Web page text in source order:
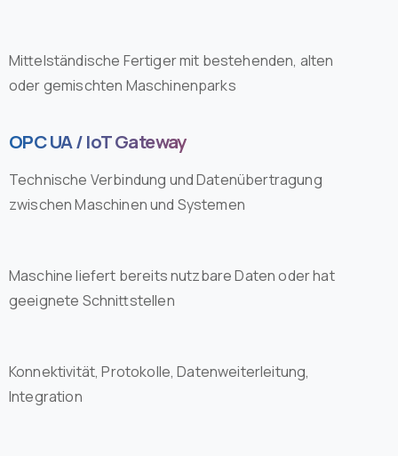
Mittelständische Fertiger mit bestehenden, alten
oder gemischten Maschinenparks
OPC UA / IoT Gateway
Technische Verbindung und Datenübertragung
zwischen Maschinen und Systemen
Maschine liefert bereits nutzbare Daten oder hat
geeignete Schnittstellen
Konnektivität, Protokolle, Datenweiterleitung,
Integration